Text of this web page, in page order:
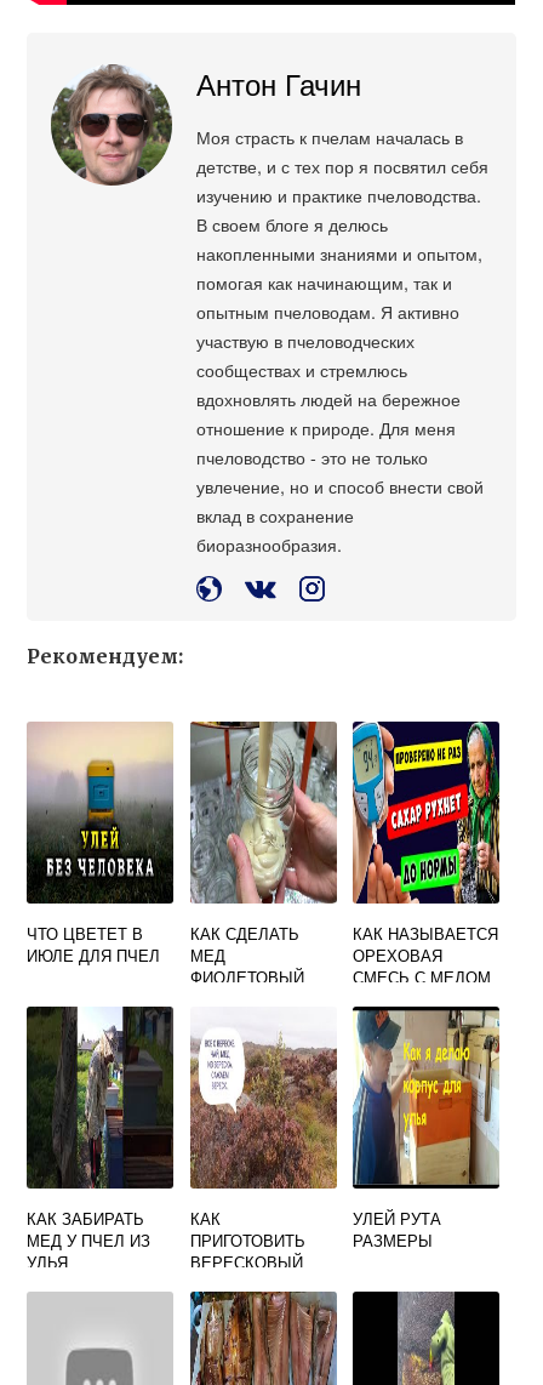
Антон Гачин
Моя страсть к пчелам началась в
детстве, и с тех пор я посвятил себя
изучению и практике пчеловодства.
В своем блоге я делюсь
накопленными знаниями и опытом,
помогая как начинающим, так и
опытным пчеловодам. Я активно
участвую в пчеловодческих
сообществах и стремлюсь
вдохновлять людей на бережное
отношение к природе. Для меня
пчеловодство - это не только
увлечение, но и способ внести свой
вклад в сохранение
биоразнообразия.
Рекомендуем:
ЧТО ЦВЕТЕТ В
ИЮЛЕ ДЛЯ ПЧЕЛ
КАК СДЕЛАТЬ
МЕД
ФИОЛЕТОВЫЙ
КАК НАЗЫВАЕТСЯ
ОРЕХОВАЯ
СМЕСЬ С МЕДОМ
КАК ЗАБИРАТЬ
МЕД У ПЧЕЛ ИЗ
УЛЬЯ
КАК
ПРИГОТОВИТЬ
ВЕРЕСКОВЫЙ
УЛЕЙ РУТА
РАЗМЕРЫ